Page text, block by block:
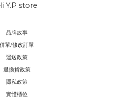
Y.P store
品牌故事
併單/修改訂單
運送政策
退換貨政策
隱私政策
實體櫃位